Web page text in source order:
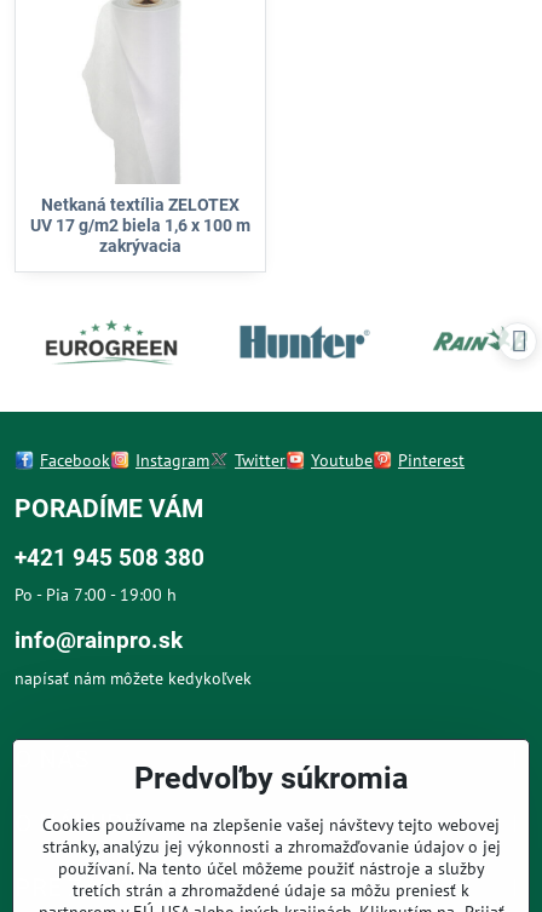
Netkaná textília ZELOTEX
UV 17 g/m2 biela 1,6 x 100 m
zakrývacia
Facebook Instagram Twitter Youtube Pinterest
PORADÍME VÁM
+421 945 508 380
Po - Pia 7:00 - 19:00 h
info@rainpro.sk
napísať nám môžete kedykoľvek
O NÁKUPE
PRE ZÁKAZNÍKOV
Predvoľby súkromia
Cookies používame na zlepšenie vašej návštevy tejto webovej
stránky, analýzu jej výkonnosti a zhromažďovanie údajov o jej
používaní. Na tento účel môžeme použiť nástroje a služby
tretích strán a zhromaždené údaje sa môžu preniesť k